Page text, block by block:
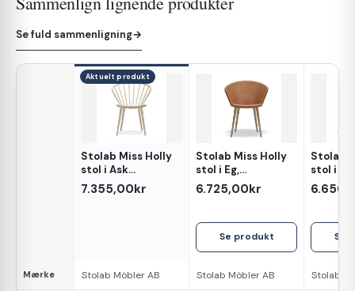
Se fuld sammenligning→
Aktuelt produkt
Stolab Miss Holly
stol i Ask
spisebordsstol
7.355,00kr
Stolab Miss Holly
stol i Eg,
Fuldpolstret
spisebordsstol
6.725,00kr
Se produkt
Stolab
stol i
Se
Mærke Stolab Möbler AB Stolab Möbler AB Stolab